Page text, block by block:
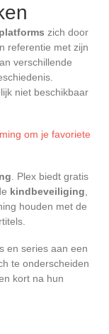
zich door
referentie met zijn
verschillende
niet beschikbaar
om je favoriete
. Plex biedt gratis
kindbeveiliging
houden met de
en series aan een
te onderscheiden
kort na hun